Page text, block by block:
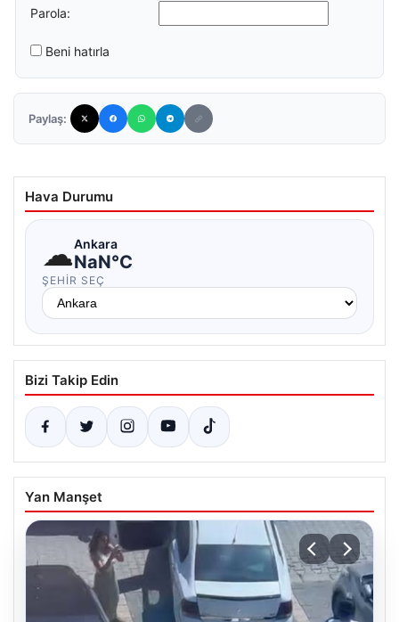
Parola:
Beni hatırla
Paylaş:
Hava Durumu
☁Ankara
NaN°C
ŞEHIR SEÇ
Bizi Takip Edin
Yan Manşet